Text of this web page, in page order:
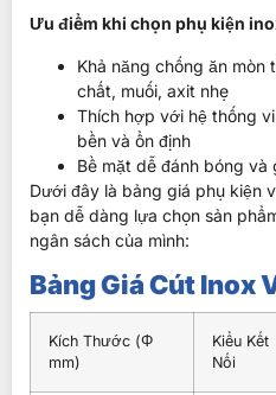
Ưu điểm khi chọn phụ kiện
Khả năng chống ăn
chất, muối, axit nhẹ
Thích hợp với hệ thống
bền và ổn định
Bề mặt dễ đánh bóng và
Dưới đây là bảng giá phụ kiện
bạn dễ dàng lựa chọn sản
ngân sách của mình:
Bảng Giá Cút Inox
Kích Thước (Φ
mm)
Kiểu Kết
Nối